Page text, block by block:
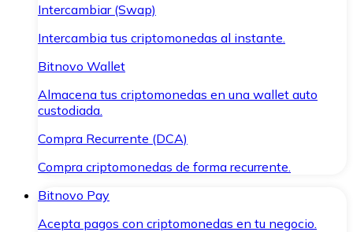
Intercambiar (Swap)
Intercambia tus criptomonedas al instante.
Bitnovo Wallet
Almacena tus criptomonedas en una wallet auto
custodiada.
Compra Recurrente (DCA)
Compra criptomonedas de forma recurrente.
Bitnovo Pay
Acepta pagos con criptomonedas en tu negocio.